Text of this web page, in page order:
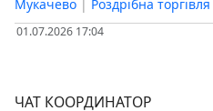
Мукачево | Роздрібна торгівля
01.07.2026 17:04
ЧАТ КООРДИНАТОР